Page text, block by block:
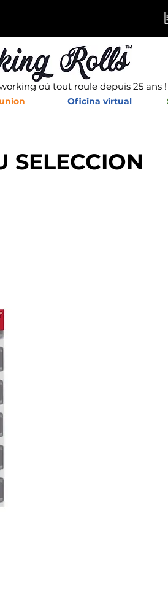
où tout roule depuis 25 ans !
Oficina virtual
SELECCION